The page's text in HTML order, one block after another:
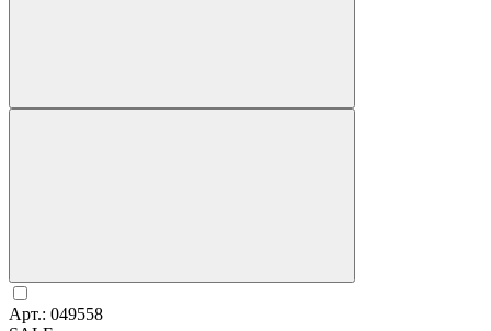
Арт.: 049558